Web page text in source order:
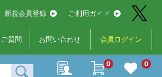
新規会員登録 ご利用ガイド
質問 お問い合わせ 会員ログイン
0 0